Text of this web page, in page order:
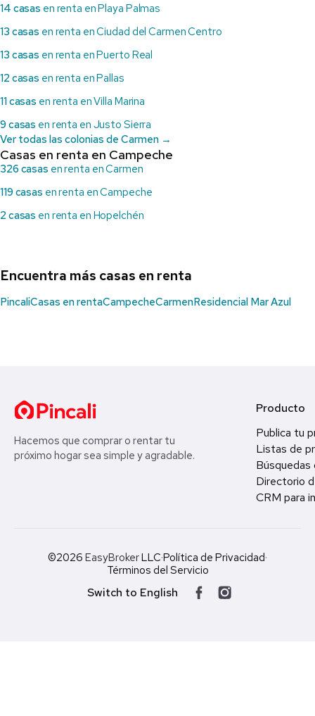
14 casas en renta en Playa Palmas
13 casas en renta en Ciudad del Carmen Centro
13 casas en renta en Puerto Real
12 casas en renta en Pallas
11 casas en renta en Villa Marina
9 casas en renta en Justo Sierra
Ver todas las colonias de Carmen →
Casas en renta en Campeche
326 casas en renta en Carmen
119 casas en renta en Campeche
2 casas en renta en Hopelchén
Encuentra más casas en renta
PincaliCasas en rentaCampecheCarmenResidencial Mar Azul
Hacemos que comprar o rentar tu
próximo hogar sea simple y agradable.
Producto
Publica tu
Listas de
Búsquedas
Directorio
CRM para
©2026 EasyBrokerLLC·Política de Privacidad·
Términos del Servicio
Switch to English